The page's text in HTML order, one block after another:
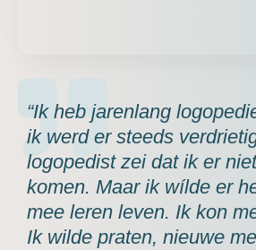
“Ik heb jarenlang
ik werd er steeds
logopedist zei dat ik er
komen. Maar ik wílde er
mee leren leven. Ik kon
Ik wilde praten, nieuwe